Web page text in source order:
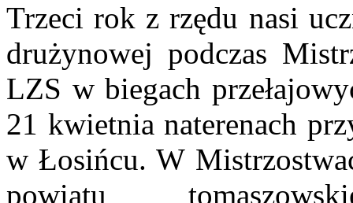
Trzeci rok z rzędu nasi
drużynowej podczas
LZS w biegach
21 kwietnia naterenach
w Łosińcu. W
powiatu